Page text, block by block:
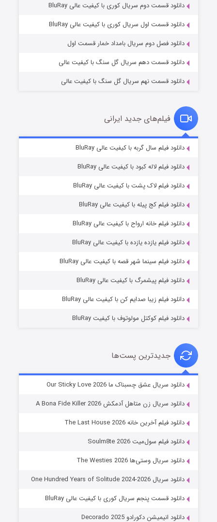
وستی ها
قسمت1 (زیرنویس) منتشر شد
قسمت6 (زیرنویس) منتشر شد
شوهر
عملیات آپارتمان
دانلود قسمت دوم سریال کوری با کیفیت عالی BluRay
دانلود قسمت اول سریال کوری با کیفیت عالی BluRay
دانلود فصل دوم سریال بامداد خمار قسمت اول
دانلود قسمت دهم سریال گل سنگ با کیفیت عالی
دانلود قسمت نهم سریال گل سنگ با کیفیت عالی
فیلم‌های جدید ایرانی
دانلود فیلم سال گربه با کیفیت عالی BluRay
دانلود فیلم لاله کبود با کیفیت عالی BluRay
دانلود فیلم لاک پشت با کیفیت عالی BluRay
دانلود فیلم کج‌ پیله با کیفیت عالی BluRay
دانلود فیلم خانه ارواح با کیفیت عالی BluRay
دانلود فیلم یازده یازده با کیفیت عالی BluRay
دانلود فیلم سینما شهر قصه با کیفیت عالی BluRay
دانلود فیلم پیشمرگ با کیفیت عالی BluRay
دانلود فیلم زیبا صدایم کن با کیفیت عالی BluRay
دانلود فیلم کوکتل مولوتوف با کیفیت BluRay
جدیدترین پست‌ها
دانلود سریال عشق چسبناک ما Our Sticky Love 2026
دانلود سریال زن متاهل آدمکش A Bona Fide Killer 2026
دانلود فیلم آخرین خانه The Last House 2026
دانلود فیلم سول‌میت Soulm8te 2026
دانلود سریال وستی‌ها The Westies 2026
دانلود سریال One Hundred Years of Solitude 2024-2026
دانلود قسمت پنجم سریال کوری با کیفیت عالی BluRay
دانلود انیمیشن دکورادو Decorado 2025